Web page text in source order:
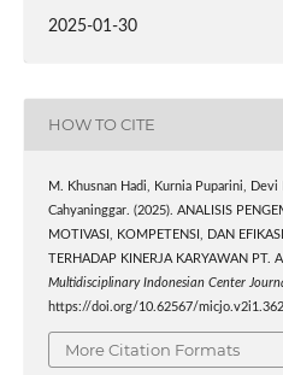
2025-01-30
HOW TO CITE
M. Khusnan Hadi, Kurnia Puparini,
Cahyaninggar. (2025). ANALISIS
MOTIVASI, KOMPETENSI, DAN
TERHADAP KINERJA KARYAWAN PT.
Multidisciplinary Indonesian Center
https://doi.org/10.62567/micjo.v2i1.362
More Citation Formats